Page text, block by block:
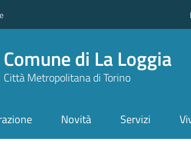
Comune di La Loggia
Città Metropolitana di Torino
Novità Servizi